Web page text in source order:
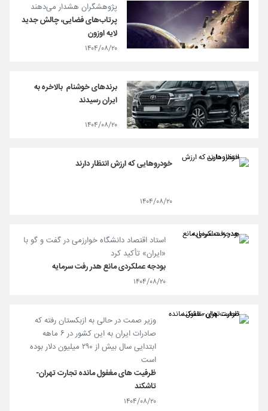
پژوهشگران هشدار می‌دهند
پرتاب‌های فضایی، چالش جدید
لایه اوزون
۱۴۰۴/۰۸/۲۰
برندهای خوشنام ‌ بالاخره به
ایران رسیدند
۱۴۰۴/۰۸/۲۰
خودروهایی که ارزش انتظار دارند
۱۴۰۴/۰۸/۲۰
استاد اقتصاد دانشگاه خوارزمی در گفت و گو با
«ایران» تأکید کرد
بودجه عملکردی مانع هدر رفت سرمایه
۱۴۰۴/۰۸/۲۰
وزیر صمت در حالی به ازبکستان رفته که
صادرات ایران به این کشور در ۶ ماهه
ابتدایی سال بیش از ۲۹۰ میلیون دلار بوده
است
ظرفیت های مغفول مانده تجارت تهران-
تاشکند
۱۴۰۴/۰۸/۲۰